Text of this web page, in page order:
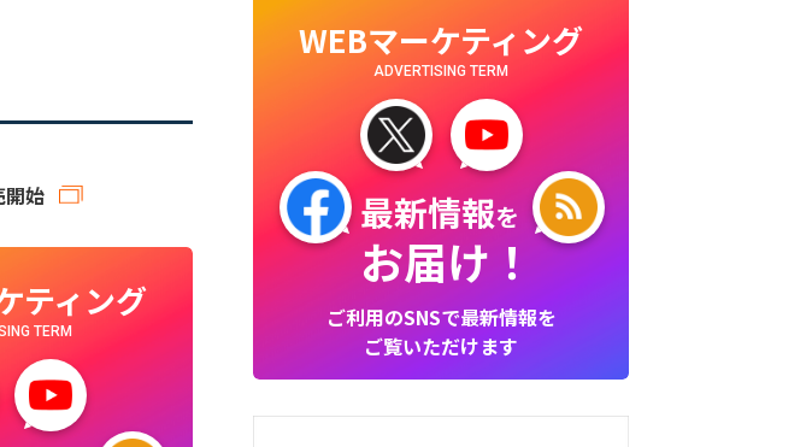
開始
ティング
TERM
WEBマーケティング
ADVERTISING TERM
最新情報を
お届け！
ご利用のSNSで最新情報を
ご覧いただけます